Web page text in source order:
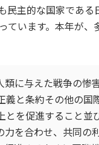
民主的な国家であ
います。本年が、
に与えた戦争の惨
と条約その他の国
を促進すること並
を合わせ、共同の